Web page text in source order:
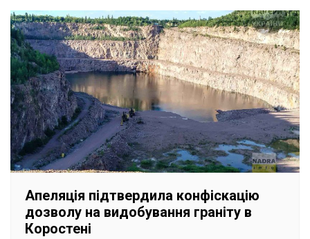
Апеляція підтвердила конфіскацію
дозволу на видобування граніту в
Коростені